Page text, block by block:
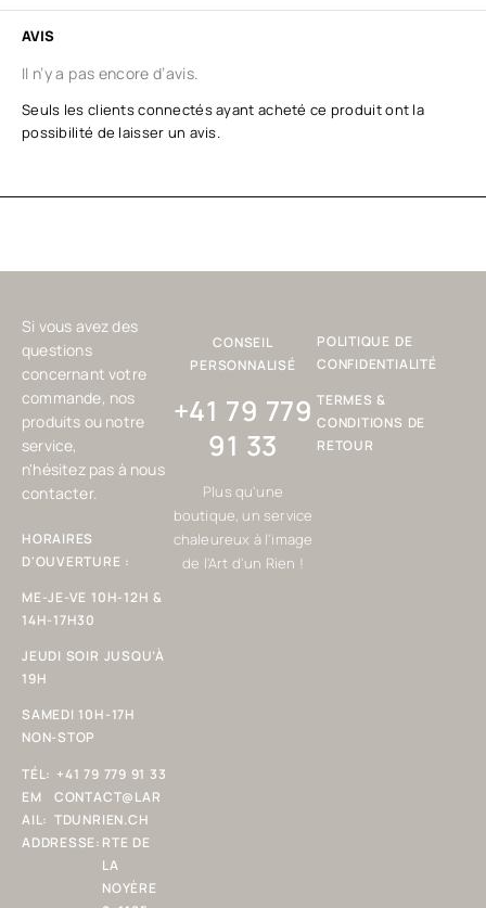
AVIS
Il n’y a pas encore d’avis.
Seuls les clients connectés ayant acheté ce produit ont la
possibilité de laisser un avis.
Si vous avez des
questions
concernant votre
commande, nos
produits ou notre
service,
n'hésitez pas à nous
contacter.
HORAIRES
D'OUVERTURE :
ME-JE-VE 10H-12H &
14H-17H30
JEUDI SOIR JUSQU’À
19H
SAMEDI 10H-17H
NON-STOP
TÉL: +41 79 779 91 33
EM
AIL:
CONTACT@LAR
TDUNRIEN.CH
ADDRESSE: RTE DE
LA
NOYÈRE
CONSEIL
PERSONNALISÉ
+41 79 779
91 33
Plus qu'une
boutique, un service
chaleureux à l'image
de l'Art d'un Rien !
POLITIQUE DE
CONFIDENTIALITÉ
TERMES &
CONDITIONS DE
RETOUR